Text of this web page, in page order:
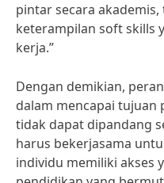
pintar secara
keterampilan soft skills
kerja.”
Dengan demikian,
dalam mencapai
tidak dapat dipandang
harus bekerjasama
individu memiliki akses